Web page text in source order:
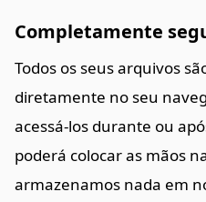
Completamente
Todos os seus arquivos
diretamente no seu
acessá-los durante ou
poderá colocar as mãos
armazenamos nada em